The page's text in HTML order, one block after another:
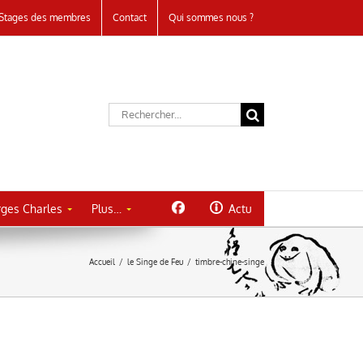
des membres Contact Qui sommes nous ?
Rechercher:
Charles Plus… Actu
Accueil / le Singe de Feu / timbre-chine-singe